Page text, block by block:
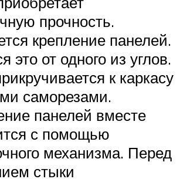
прочность.
крепление панелей.
это от одного из углов.
к каркасу
саморезами.
панелей вместе
с помощью
механизма. Перед
стыки